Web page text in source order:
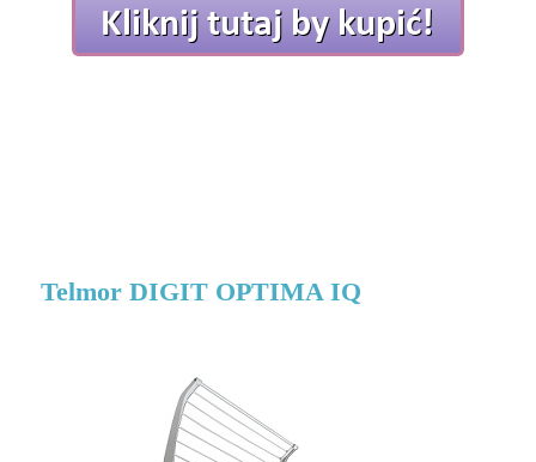
Telmor DIGIT OPTIMA IQ